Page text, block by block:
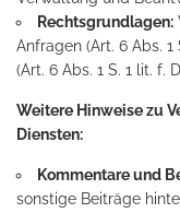
Rechtsgrundlagen:
Anfragen (Art. 6 Abs.
(Art. 6 Abs. 1 S. 1 lit. f.
Weitere Hinweise zu
Diensten:
Kommentare und
sonstige Beiträge